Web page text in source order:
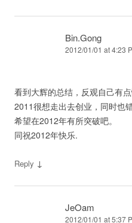
Bin.Gong
2012/01/01 at 4:23
看到大辉的总结，反观自己有点
2011很想走出去创业，同时也
希望在2012年有所突破吧。
同祝2012年快乐.
Reply ↓
JeOam
2012/01/01 at 5:37